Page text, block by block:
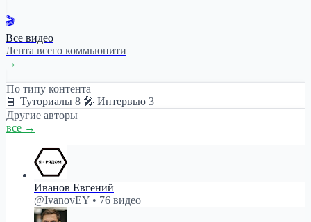
🎬
Все видео
Лента всего коммьюнити
→
По типу контента
📘 Туториалы 8 🎤 Интервью 3
Другие авторы
все →
Иванов Евгений
@IvanovEY • 76 видео